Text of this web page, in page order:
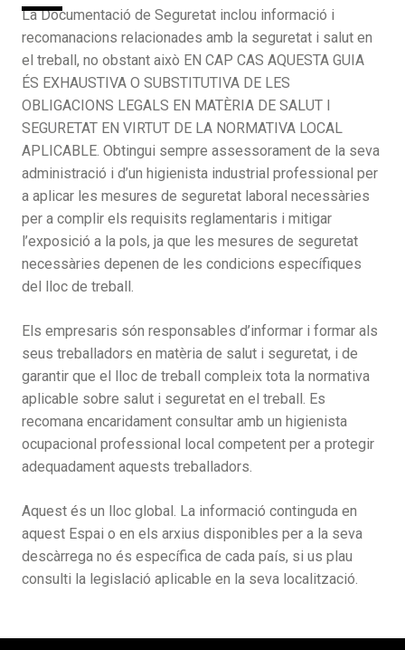
La Documentació de Seguretat inclou informació i
recomanacions relacionades amb la seguretat i salut en
el treball, no obstant això EN CAP CAS AQUESTA GUIA
ÉS EXHAUSTIVA O SUBSTITUTIVA DE LES
OBLIGACIONS LEGALS EN MATÈRIA DE SALUT I
SEGURETAT EN VIRTUT DE LA NORMATIVA LOCAL
APLICABLE. Obtingui sempre assessorament de la seva
administració i d’un higienista industrial professional per
a aplicar les mesures de seguretat laboral necessàries
per a complir els requisits reglamentaris i mitigar
l’exposició a la pols, ja que les mesures de seguretat
necessàries depenen de les condicions específiques
del lloc de treball.
Els empresaris són responsables d’informar i formar als
seus treballadors en matèria de salut i seguretat, i de
garantir que el lloc de treball compleix tota la normativa
aplicable sobre salut i seguretat en el treball. Es
recomana encaridament consultar amb un higienista
ocupacional professional local competent per a protegir
adequadament aquests treballadors.
Aquest és un lloc global. La informació continguda en
aquest Espai o en els arxius disponibles per a la seva
descàrrega no és específica de cada país, si us plau
consulti la legislació aplicable en la seva localització.